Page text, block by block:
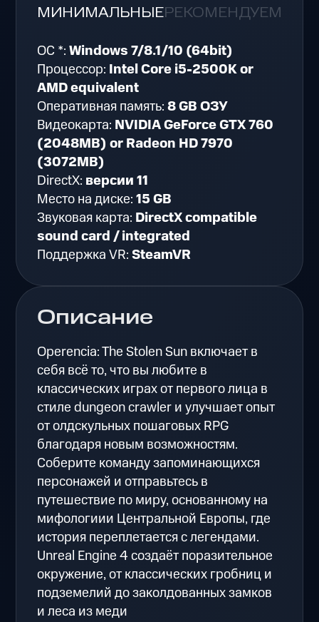
Описание
Operencia: The Stolen Sun включает в
себя всё то, что вы любите в
классических играх от первого лица в
стиле dungeon crawler и улучшает опыт
от олдскульных пошаговых RPG
благодаря новым возможностям.
Соберите команду запоминающихся
персонажей и отправьтесь в
путешествие по миру, основанному на
мифологиии Центральной Европы, где
история переплетается с легендами.
Unreal Engine 4 создаёт поразительное
окружение, от классических гробниц и
подземелий до заколдованных замков
и леса из меди
МИНИМАЛЬНЫЕРЕКОМЕНДУЕМЫЕ
ОС *:Windows 7/8.1/10 (64bit)
Процессор: Intel Core i5-2500K or
AMD equivalent
Оперативная память:8 GB ОЗУ
Видеокарта: NVIDIA GeForce GTX 760
(2048MB) or Radeon HD 7970
(3072MB)
DirectX: версии 11
Место на диске:15 GB
Звуковая карта: DirectX compatible
sound card / integrated
Поддержка VR:SteamVR